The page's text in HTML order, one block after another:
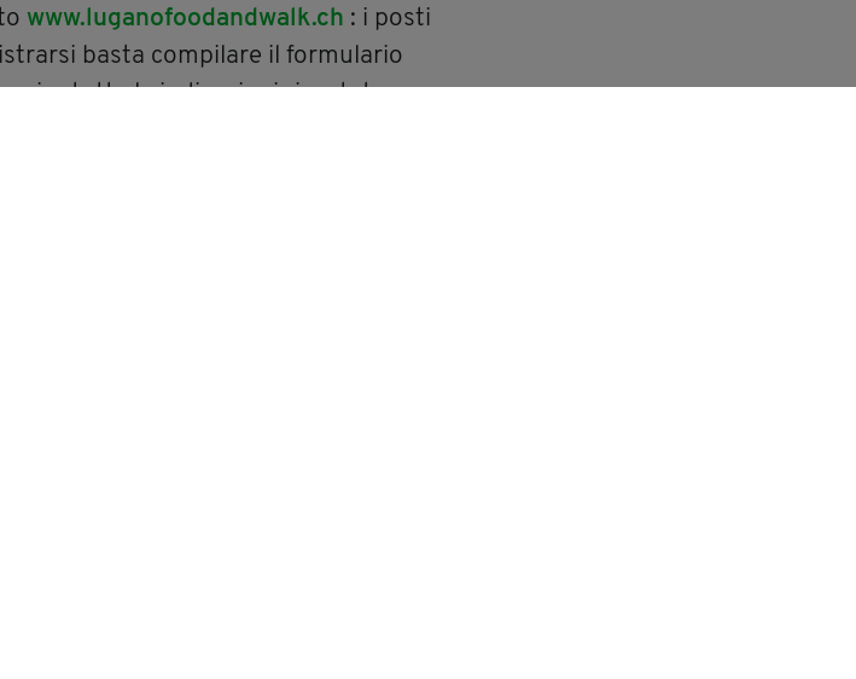
www.luganofoodandwalk.ch : i posti
basta compilare il formulario
tutte le indicazioni riportate.